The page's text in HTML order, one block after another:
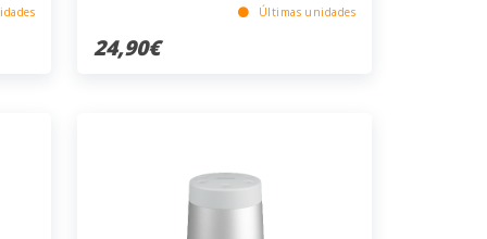
Últimas unidades
24,90€